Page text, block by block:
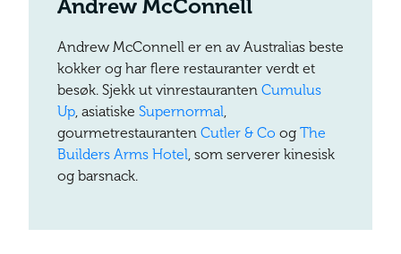
Andrew McConnell
Andrew McConnell er en av Australias beste
kokker og har flere restauranter verdt et
besøk. Sjekk ut vinrestauranten Cumulus
Up, asiatiske Supernormal,
gourmetrestauranten Cutler & Co og The
Builders Arms Hotel, som serverer kinesisk
og barsnack.